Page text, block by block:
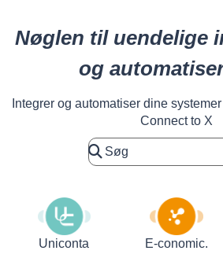
Nøglen til uendelige
og
Integrer og automatiser dine
Connect to X
Uniconta E-conomic.